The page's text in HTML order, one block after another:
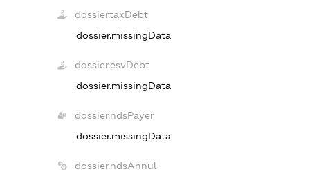
dossier.taxDebt
dossier.missingData
dossier.esvDebt
dossier.missingData
dossier.ndsPayer
dossier.missingData
dossier.ndsAnnul